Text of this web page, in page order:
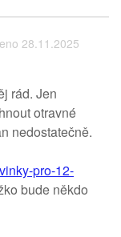
28.11.2025
rád. Jen
otravné
nedostatečně.
pro-12-
bude někdo